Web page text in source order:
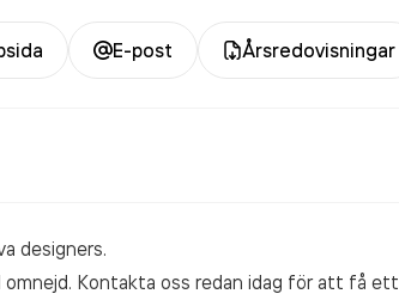
E-post Årsredovisningar
designers.
Kontakta oss redan idag för att få ett